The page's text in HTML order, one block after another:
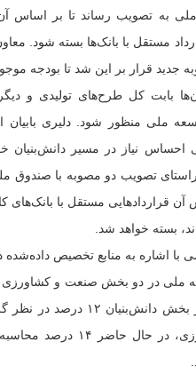
به تصویب رساند تا بر اساس
مستقل با بانک‌ها بسته شود.
قرار بر این شد تا بودجه موجود
بابت کل طرح‌های تولیدی و
ملی منظور شود.
دلیری
نیاز در مسیر دانش‌بنیان
تصویب دو مصوبه با صندوق
قراردادهایی مستقل با بانک‌های
بسته خواهد شد.
با اشاره به منابع تخصیص
۹۶ منابع صندوق توسعه ملی در دو بخش صنعت و
تفاوت که در بخش صنعت این منابع ۱۶ درصد و
همچنین منابع صندوق توسعه ملی در بخش